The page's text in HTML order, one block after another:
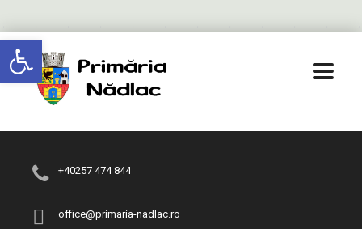
Deschide bara de unelte
+40257 474 844
office@primaria-nadlac.ro